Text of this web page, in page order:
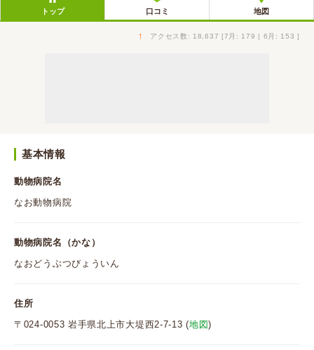
トップ 口コミ 地図
↑ アクセス数: 18,637 [7月: 179 | 6月: 153 ]
基本情報
動物病院名
なお動物病院
動物病院名（かな）
なおどうぶつびょういん
住所
〒024-0053 岩手県北上市大堤西2-7-13 (地図)